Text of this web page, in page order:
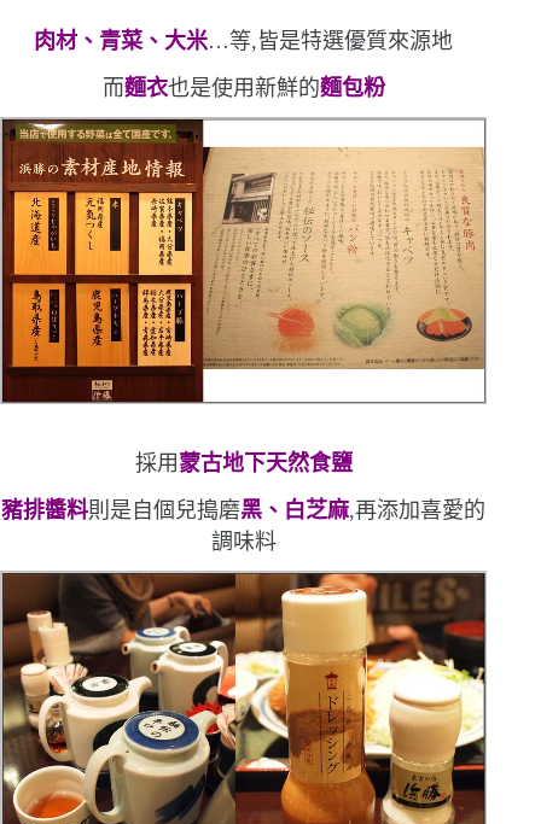
肉材、青菜、大米…等,皆是特選優質來源地
而麵衣也是使用新鮮的麵包粉
採用 蒙古地下天然食鹽
豬排醬料則是自個兒搗磨黑、白芝麻,再添加喜愛的
調味料